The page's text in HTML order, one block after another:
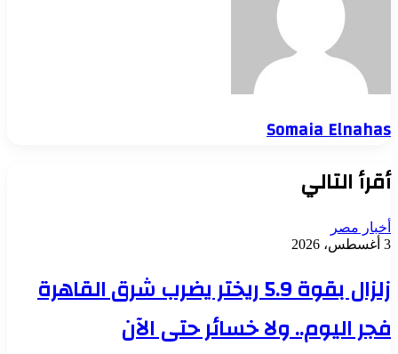
Somaia Elnahas
أقرأ التالي
أخبار مصر
3 أغسطس، 2026
زلزال بقوة 5.9 ريختر يضرب شرق القاهرة
فجر اليوم.. ولا خسائر حتى الآن